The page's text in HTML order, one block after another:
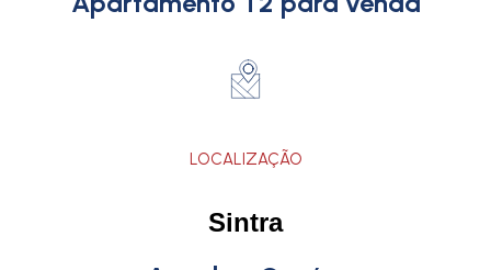
LOCALIZAÇÃO
Sintra